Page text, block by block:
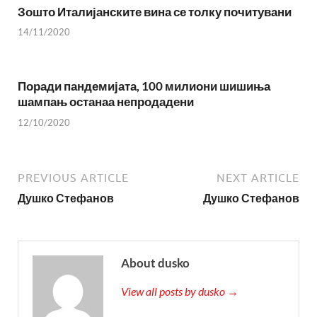
Зошто Италијанските вина се толку почитувани
14/11/2020
Поради пандемијата, 100 милиони шишиња
шампањ останаа непродадени
12/10/2020
PREVIOUS ARTICLE
Душко Стефанов
NEXT ARTICLE
Душко Стефанов
About dusko
View all posts by dusko →